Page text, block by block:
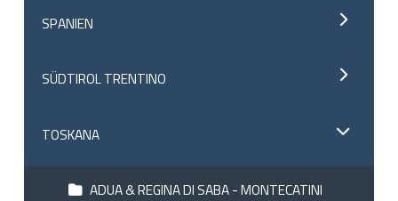
SPANIEN
SÜDTIROL TRENTINO
TOSKANA
ADUA & REGINA DI SABA - MONTECATINI